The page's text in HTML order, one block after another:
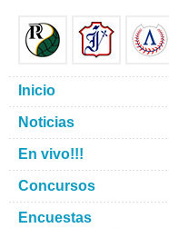
Inicio
Noticias
En vivo!!!
Concursos
Encuestas